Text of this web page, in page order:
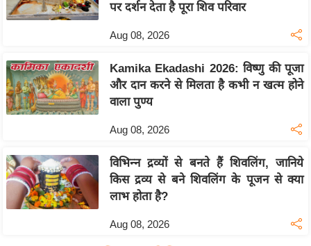
f
h
i
c
s
S
S
O
पर दर्शन देता है पूरा शिव परिवार
Aug 08, 2026
Kamika Ekadashi 2026: विष्णु की पूजा
और दान करने से मिलता है कभी न खत्म होने
वाला पुण्य
Aug 08, 2026
विभिन्न द्रव्यों से बनते हैं शिवलिंग, जानिये
किस द्रव्य से बने शिवलिंग के पूजन से क्या
लाभ होता है?
Aug 08, 2026